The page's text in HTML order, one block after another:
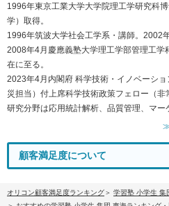
1996年東京工業大学大学院理工学研究科
学）取得。
1996年筑波大学社会工学系・講師。2002
2008年4月慶應義塾大学理工学部管理工
在に至る。
2023年4月内閣府 科学技術・イノベーシ
災担当）付上席科学技術政策フェロー（非
研究分野は応用統計解析、品質管理、マー
≫
顧客満足度について
オリコン顧客満足度ランキング
学習塾 小学生 集